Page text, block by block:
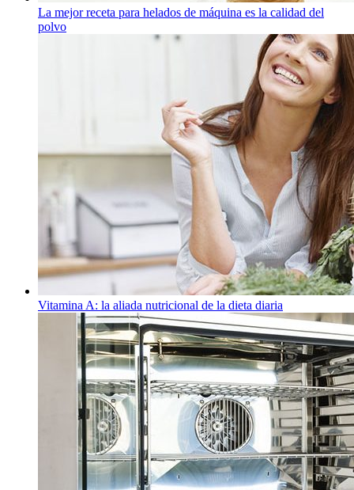
La mejor receta para helados de máquina es la calidad del
polvo
Vitamina A: la aliada nutricional de la dieta diaria